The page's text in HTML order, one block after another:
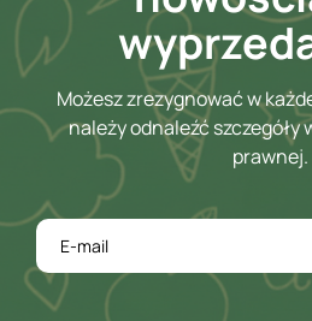
Możesz zrezygnować w
należy odnaleźć szczegóły
prawnej.